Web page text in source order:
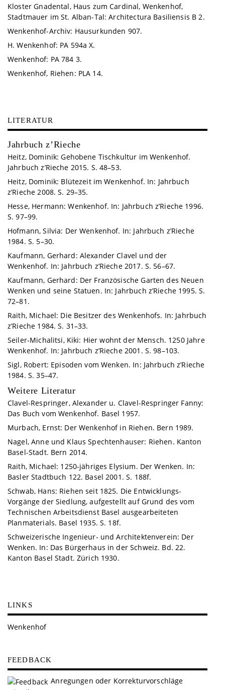
Kloster Gnadental, Haus zum Cardinal, Wenkenhof,
Stadtmauer im St. Alban-Tal: Architectura Basiliensis B 2.
Wenkenhof-Archiv: Hausurkunden 907.
H. Wenkenhof: PA 594a X.
Wenkenhof: PA 784 3.
Wenkenhof, Riehen: PLA 14.
LITERATUR
Jahrbuch z’Rieche
Heitz, Dominik: Gehobene Tischkultur im Wenkenhof.
Jahrbuch z’Rieche 2015. S. 48–53.
Heitz, Dominik: Blütezeit im Wenkenhof. In: Jahrbuch
z’Rieche 2008. S. 29–35.
Hesse, Hermann: Wenkenhof. In: Jahrbuch z’Rieche 1996.
S. 97–99.
Hofmann, Silvia: Der Wenkenhof. In: Jahrbuch z’Rieche
1984. S. 5–30.
Kaufmann, Gerhard: Alexander Clavel und der
Wenkenhof. In: Jahrbuch z’Rieche 2017. S. 56–67.
Kaufmann, Gerhard: Der Französische Garten des Neuen
Wenken und seine Statuen. In: Jahrbuch z’Rieche 1995. S.
72–81.
Raith, Michael: Die Besitzer des Wenkenhofs. In: Jahrbuch
z’Rieche 1984. S. 31–33.
Seiler-Michalitsi, Kiki: Hier wohnt der Mensch. 1250 Jahre
Wenkenhof. In: Jahrbuch z’Rieche 2001. S. 98–103.
Sigl, Robert: Episoden vom Wenken. In: Jahrbuch z’Rieche
1984. S. 35–47.
Weitere Literatur
Clavel-Respringer, Alexander u. Clavel-Respringer Fanny:
Das Buch vom Wenkenhof. Basel 1957.
Murbach, Ernst: Der Wenkenhof in Riehen. Bern 1989.
Nagel, Anne und Klaus Spechtenhauser: Riehen. Kanton
Basel-Stadt. Bern 2014.
Raith, Michael: 1250-jähriges Elysium. Der Wenken. In:
Basler Stadtbuch 122. Basel 2001. S. 188f.
Schwab, Hans: Riehen seit 1825. Die Entwicklungs-
Vorgänge der Siedlung, aufgestellt auf Grund des vom
Technischen Arbeitsdienst Basel ausgearbeiteten
Planmaterials. Basel 1935. S. 18f.
Schweizerische Ingenieur- und Architektenverein: Der
Wenken. In: Das Bürgerhaus in der Schweiz. Bd. 22.
Kanton Basel Stadt. Zürich 1930.
LINKS
Wenkenhof
FEEDBACK
Anregungen oder Korrekturvorschläge